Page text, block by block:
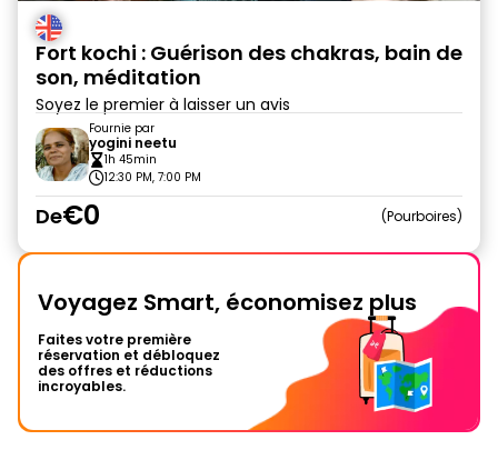
Fort kochi : Guérison des chakras, bain de
son, méditation
Soyez le premier à laisser un avis
Fournie par
yogini neetu
1h 45min
12:30 PM, 7:00 PM
De€0 Pourboires
Voyagez Smart, économisez plus
Faites votre première
réservation et débloquez
des offres et réductions
incroyables.